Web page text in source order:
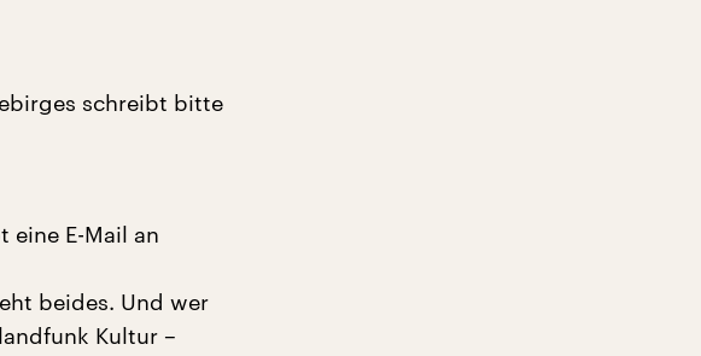
schreibt bitte
eine E-Mail an
beides. Und wer
Kultur –